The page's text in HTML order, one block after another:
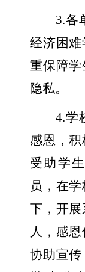
3.各
经济困
重保障
隐私。
4.学
感恩，
受助学
员，在
下，开
人，感
协助宣